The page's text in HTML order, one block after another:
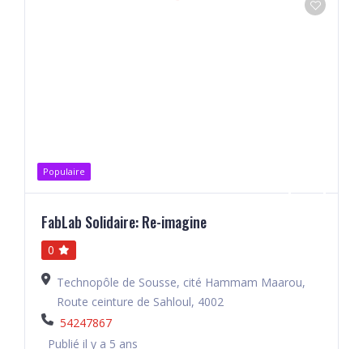
Populaire
FabLab Solidaire: Re-imagine
0
Technopôle de Sousse, cité Hammam Maarou,
Route ceinture de Sahloul, 4002
54247867
Publié il y a 5 ans